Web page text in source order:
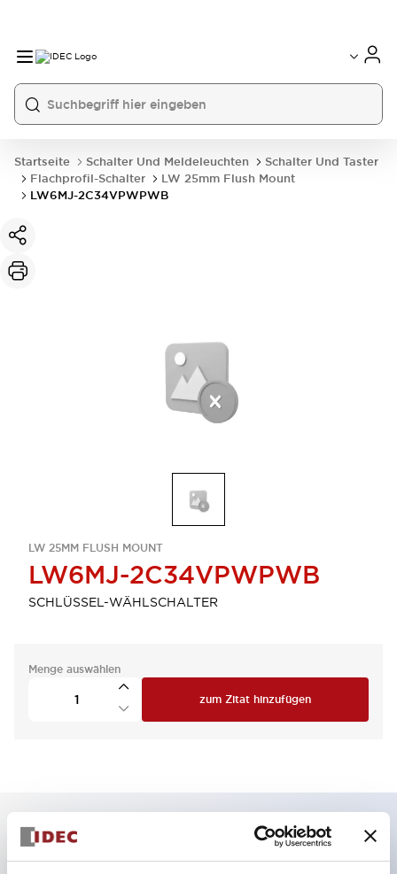
Startseite Schalter Und Meldeleuchten
Schalter Und Taster
Flachprofil-Schalter
LW 25mm Flush Mount
LW6MJ-2C34VPWPWB
LW 25MM FLUSH MOUNT
LW6MJ-2C34VPWPWB
SCHLÜSSEL-WÄHLSCHALTER
Menge auswählen
zum Zitat hinzufügen
Hauptmerkmale